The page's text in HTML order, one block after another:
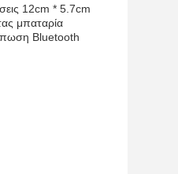
12cm * 5.7cm
μπαταρία
Bluetooth